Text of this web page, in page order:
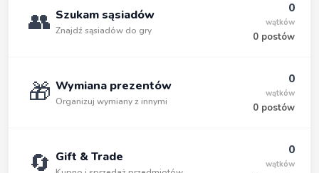
👥 Szukam sąsiadów
Znajdź sąsiadów do gry
0
wątków
0 postów
🎁 Wymiana prezentów
Organizuj wymiany z innymi
0
wątków
0 postów
🔄 Gift & Trade 0
wątków